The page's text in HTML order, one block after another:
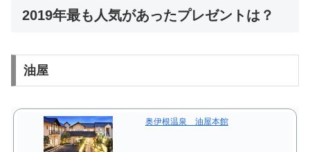
2019年最も人気があったプレゼントは？
油屋
奥伊根温泉 油屋本館